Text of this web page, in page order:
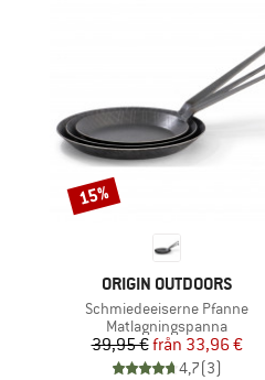
VARUMÄRKE
ORIGIN OUTDOORS
Produkter
Schmiedeeiserne Pfanne
Produktgrupp
Matlagningspanna
Pris
39,95 € Reducerat pris
från 33,96 €
4,7(3)
Rabatt
15%